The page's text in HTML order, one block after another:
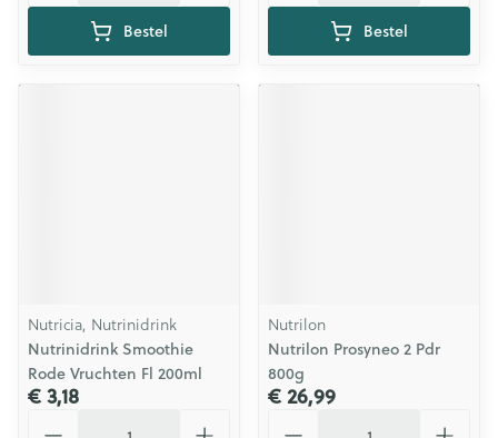
Bestel Bestel
Nutricia, Nutrinidrink
Nutrinidrink Smoothie
Rode Vruchten Fl 200ml
€ 3,18
Nutrilon
Nutrilon Prosyneo 2 Pdr
800g
€ 26,99